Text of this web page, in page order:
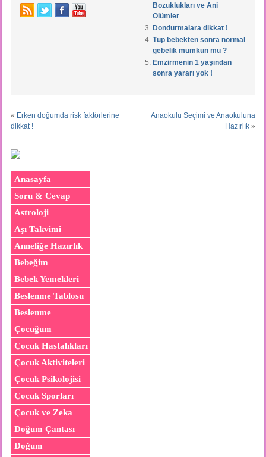
Bozuklukları ve Ani
Ölümler
Dondurmalara dikkat !
Tüp bebekten sonra normal
gebelik mümkün mü ?
Emzirmenin 1 yaşından
sonra yararı yok !
« Erken doğumda risk faktörlerine
dikkat !
Anaokulu Seçimi ve Anaokuluna
Hazırlık »
Anasayfa
Soru & Cevap
Astroloji
Aşı Takvimi
Anneliğe Hazırlık
Bebeğim
Bebek Yemekleri
Beslenme Tablosu
Beslenme
Çocuğum
Çocuk Hastalıkları
Çocuk Aktiviteleri
Çocuk Psikolojisi
Çocuk Sporları
Çocuk ve Zeka
Doğum Çantası
Doğum